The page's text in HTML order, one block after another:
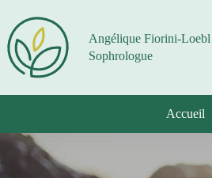
contenu
Angélique Fiorini-Loebl
Sophrologue
Accueil